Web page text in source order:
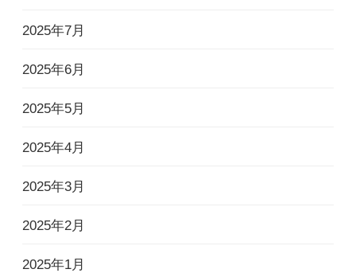
2025年7月
2025年6月
2025年5月
2025年4月
2025年3月
2025年2月
2025年1月